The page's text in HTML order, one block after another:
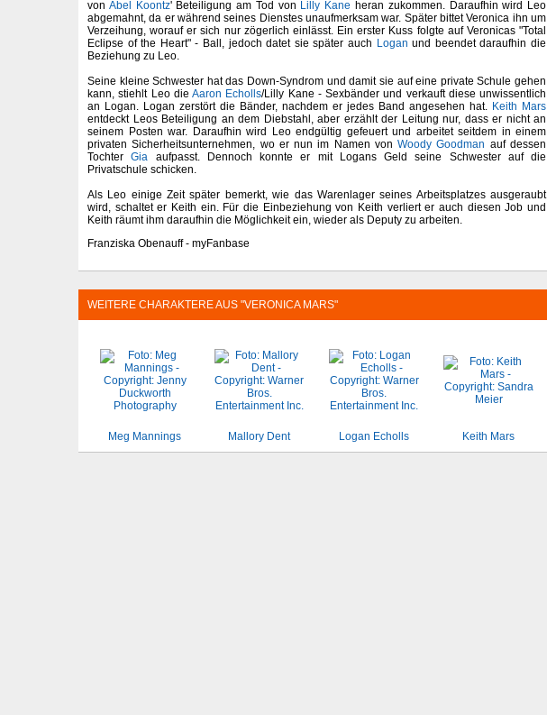
von Abel Koontz' Beteiligung am Tod von Lilly Kane heran zukommen. Daraufhin wird Leo
abgemahnt, da er während seines Dienstes unaufmerksam war. Später bittet Veronica ihn um
Verzeihung, worauf er sich nur zögerlich einlässt. Ein erster Kuss folgte auf Veronicas "Total
Eclipse of the Heart" - Ball, jedoch datet sie später auch Logan und beendet daraufhin die
Beziehung zu Leo.
Seine kleine Schwester hat das Down-Syndrom und damit sie auf eine private Schule gehen
kann, stiehlt Leo die Aaron Echolls/Lilly Kane - Sexbänder und verkauft diese unwissentlich
an Logan. Logan zerstört die Bänder, nachdem er jedes Band angesehen hat. Keith Mars
entdeckt Leos Beteiligung an dem Diebstahl, aber erzählt der Leitung nur, dass er nicht an
seinem Posten war. Daraufhin wird Leo endgültig gefeuert und arbeitet seitdem in einem
privaten Sicherheitsunternehmen, wo er nun im Namen vonWoody Goodman auf dessen
TochterGia aufpasst. Dennoch konnte er mit Logans Geld seine Schwester auf die
Privatschule schicken.
Als Leo einige Zeit später bemerkt, wie das Warenlager seines Arbeitsplatzes ausgeraubt
wird, schaltet er Keith ein. Für die Einbeziehung von Keith verliert er auch diesen Job und
Keith räumt ihm daraufhin die Möglichkeit ein, wieder als Deputy zu arbeiten.
Franziska Obenauff - myFanbase
WEITERE CHARAKTERE AUS "VERONICA MARS"
Meg Mannings Mallory Dent Logan Echolls Keith Mars